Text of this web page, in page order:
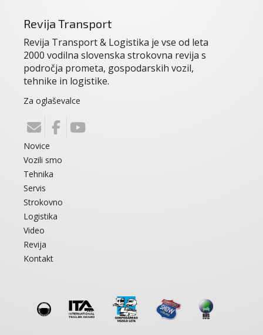
Revija Transport
Revija Transport & Logistika je vse od leta
2000 vodilna slovenska strokovna revija s
področja prometa, gospodarskih vozil,
tehnike in logistike.
Za oglaševalce
Novice
Vozili smo
Tehnika
Servis
Strokovno
Logistika
Video
Revija
Kontakt